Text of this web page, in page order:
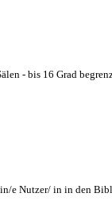
- bis 16 Grad
e Nutzer/ in in den